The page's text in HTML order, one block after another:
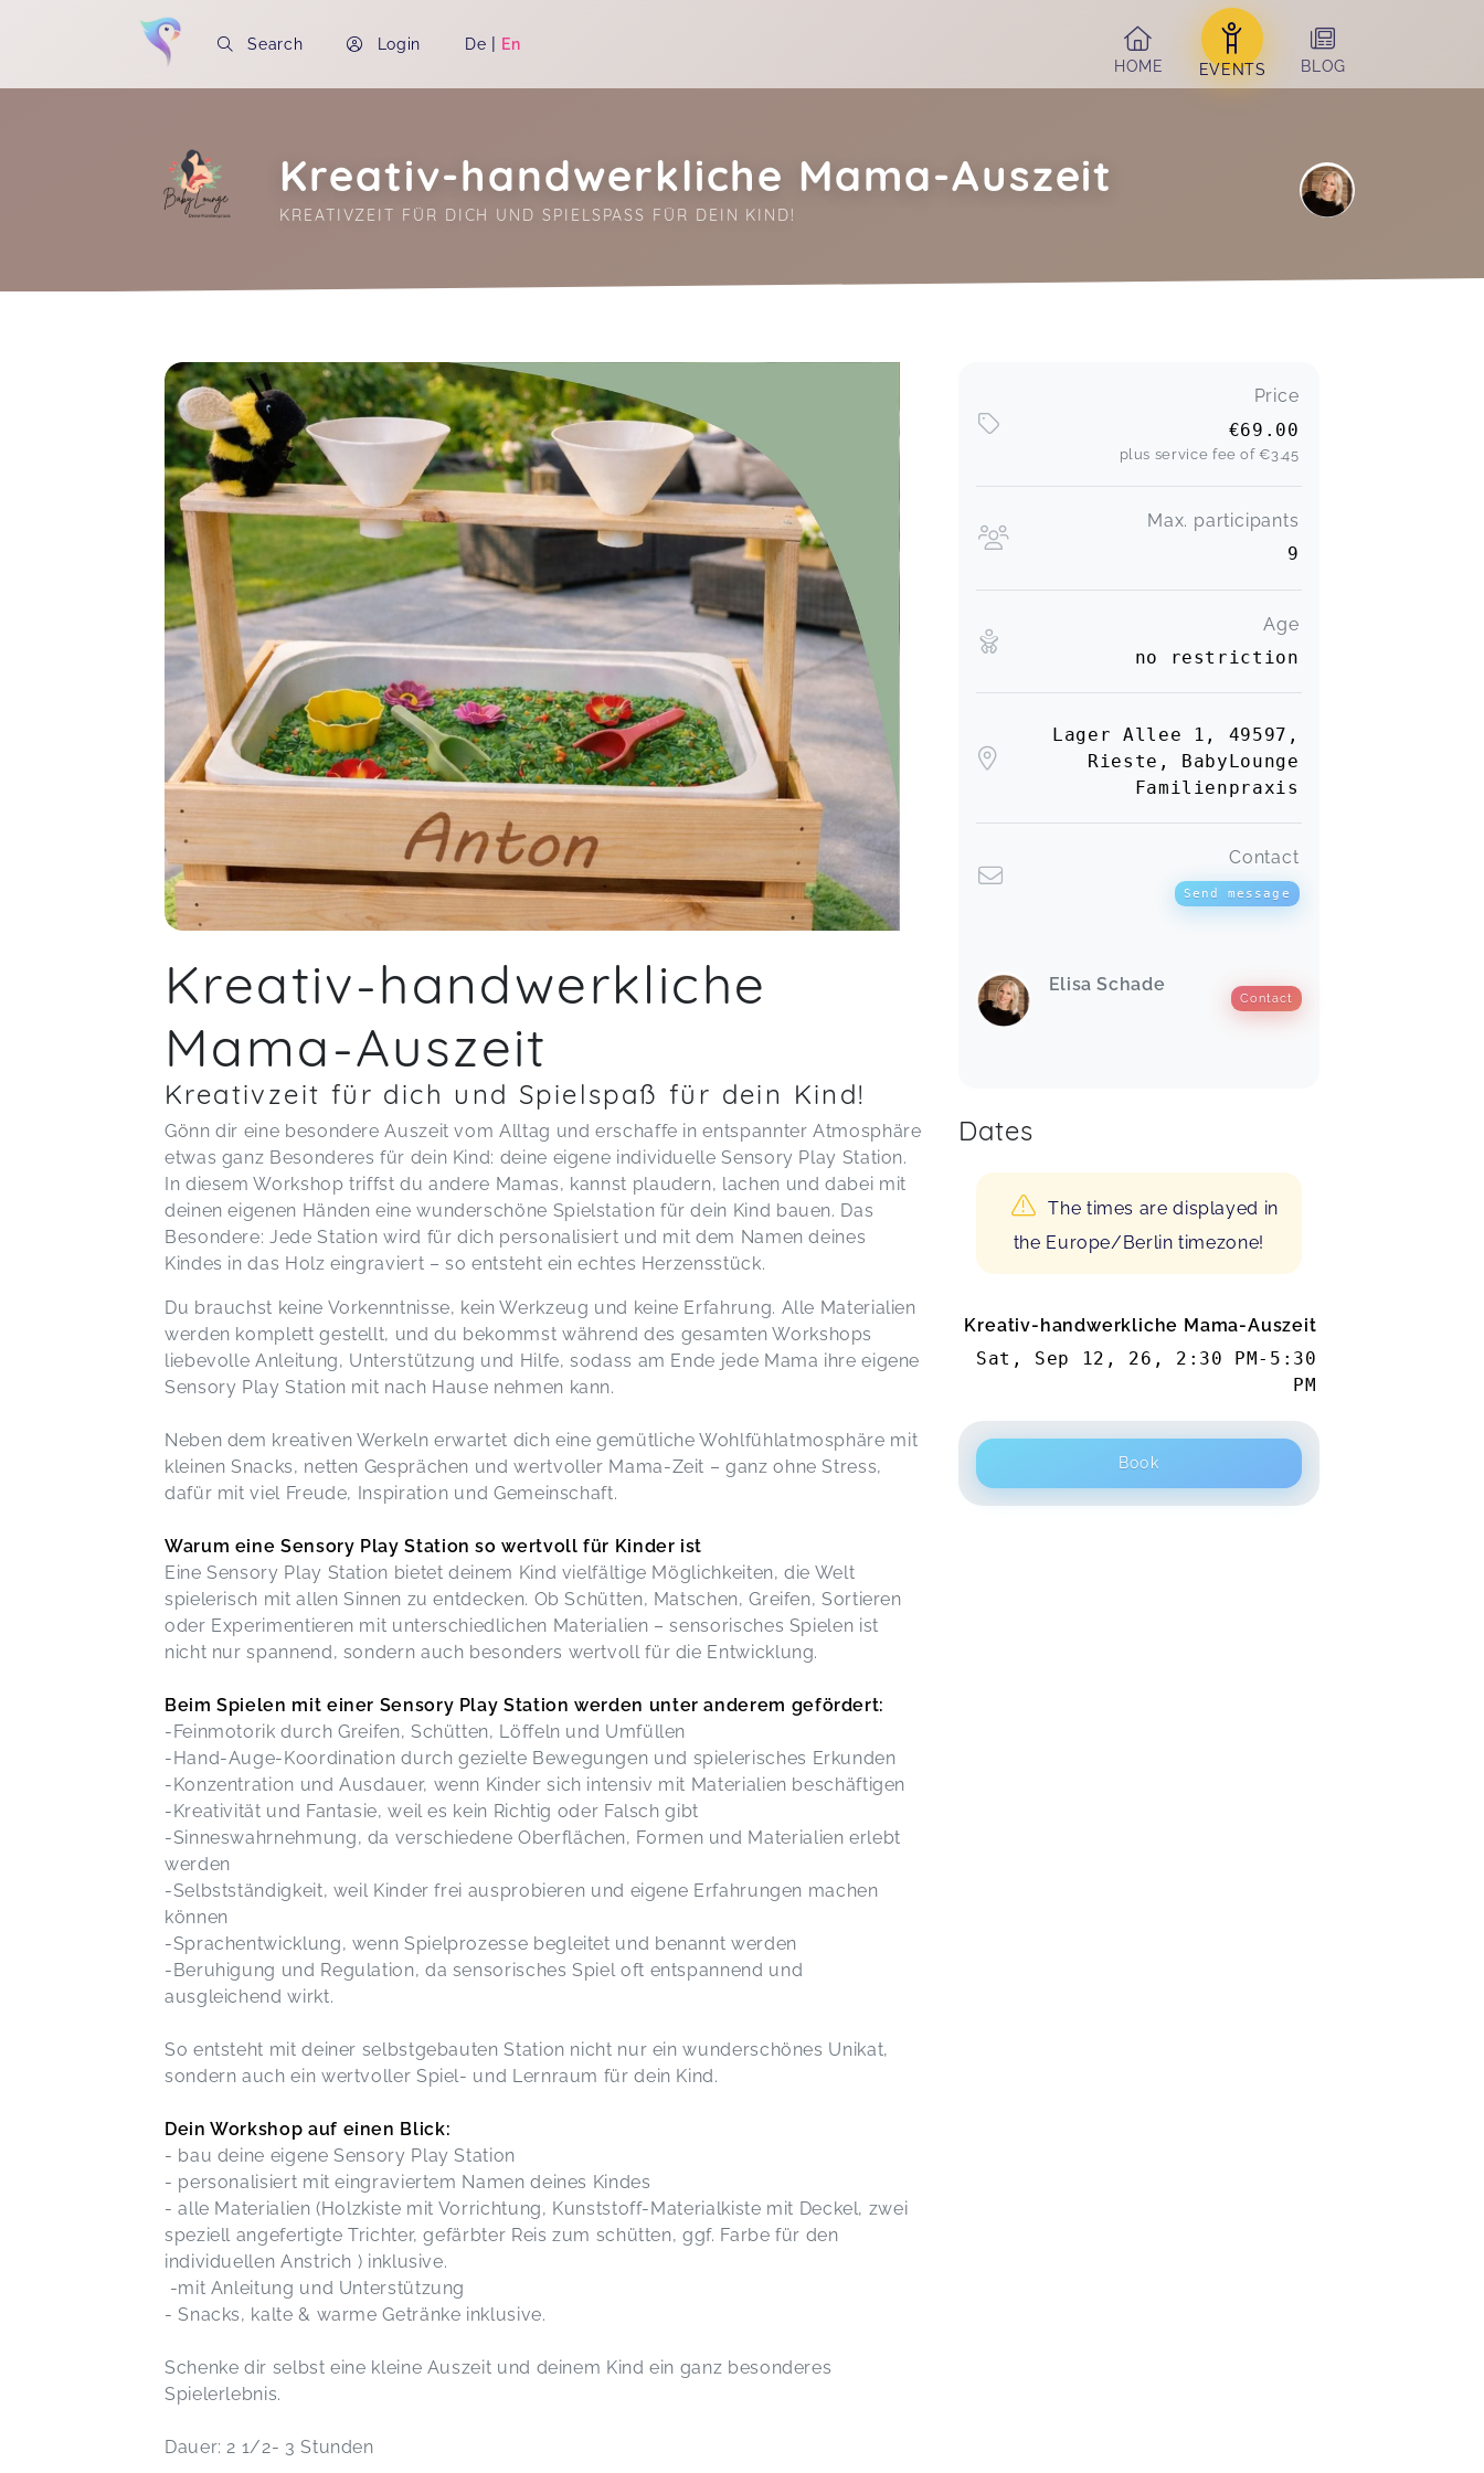
Search Login De | En
HOME
EVENTS BLOG
Kreativ-handwerkliche Mama-Auszeit
KREATIVZEIT FÜR DICH UND SPIELSPASS FÜR DEIN KIND!
Kreativ-handwerkliche
Mama-Auszeit
Kreativzeit für dich und Spielspaß für dein Kind!
Gönn dir eine besondere Auszeit vom Alltag und erschaffe in entspannter Atmosphäre
etwas ganz Besonderes für dein Kind: deine eigene individuelle Sensory Play Station.
In diesem Workshop triffst du andere Mamas, kannst plaudern, lachen und dabei mit
deinen eigenen Händen eine wunderschöne Spielstation für dein Kind bauen. Das
Besondere: Jede Station wird für dich personalisiert und mit dem Namen deines
Kindes in das Holz eingraviert – so entsteht ein echtes Herzensstück.
Du brauchst keine Vorkenntnisse, kein Werkzeug und keine Erfahrung. Alle Materialien
werden komplett gestellt, und du bekommst während des gesamten Workshops
liebevolle Anleitung, Unterstützung und Hilfe, sodass am Ende jede Mama ihre eigene
Sensory Play Station mit nach Hause nehmen kann.
Neben dem kreativen Werkeln erwartet dich eine gemütliche Wohlfühlatmosphäre mit
kleinen Snacks, netten Gesprächen und wertvoller Mama-Zeit – ganz ohne Stress,
dafür mit viel Freude, Inspiration und Gemeinschaft.
Warum eine Sensory Play Station so wertvoll für Kinder ist
Eine Sensory Play Station bietet deinem Kind vielfältige Möglichkeiten, die Welt
spielerisch mit allen Sinnen zu entdecken. Ob Schütten, Matschen, Greifen, Sortieren
oder Experimentieren mit unterschiedlichen Materialien – sensorisches Spielen ist
nicht nur spannend, sondern auch besonders wertvoll für die Entwicklung.
Beim Spielen mit einer Sensory Play Station werden unter anderem gefördert:
-Feinmotorik durch Greifen, Schütten, Löffeln und Umfüllen
-Hand-Auge-Koordination durch gezielte Bewegungen und spielerisches Erkunden
-Konzentration und Ausdauer, wenn Kinder sich intensiv mit Materialien beschäftigen
-Kreativität und Fantasie, weil es kein Richtig oder Falsch gibt
-Sinneswahrnehmung, da verschiedene Oberflächen, Formen und Materialien erlebt
werden
-Selbstständigkeit, weil Kinder frei ausprobieren und eigene Erfahrungen machen
können
-Sprachentwicklung, wenn Spielprozesse begleitet und benannt werden
-Beruhigung und Regulation, da sensorisches Spiel oft entspannend und
ausgleichend wirkt.
So entsteht mit deiner selbstgebauten Station nicht nur ein wunderschönes Unikat,
sondern auch ein wertvoller Spiel- und Lernraum für dein Kind.
Dein Workshop auf einen Blick:
- bau deine eigene Sensory Play Station
- personalisiert mit eingraviertem Namen deines Kindes
- alle Materialien (Holzkiste mit Vorrichtung, Kunststoff-Materialkiste mit Deckel, zwei
speziell angefertigte Trichter, gefärbter Reis zum schütten, ggf. Farbe für den
individuellen Anstrich ) inklusive.
-mit Anleitung und Unterstützung
- Snacks, kalte & warme Getränke inklusive.
Schenke dir selbst eine kleine Auszeit und deinem Kind ein ganz besonderes
Spielerlebnis.
Dauer: 2 1/2- 3 Stunden
Price
€69.00
plus service fee of€3.45
Max. participants
9
Age
no restriction
Lager Allee 1, 49597,
Rieste, BabyLounge
Familienpraxis
Contact
Send message
Elisa Schade
Contact
Dates
The times are displayed in
the Europe/Berlin timezone!
Kreativ-handwerkliche Mama-Auszeit
Sat, Sep 12, 26 , 2:30 PM - 5:30
PM
Book